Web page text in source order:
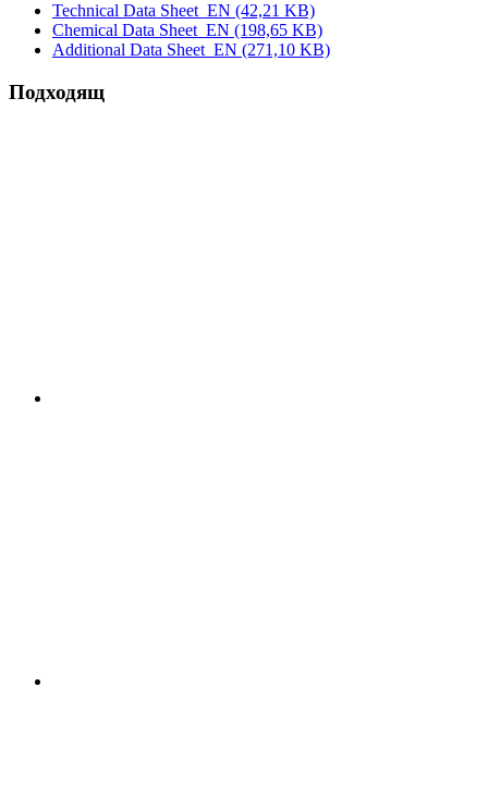
Technical Data Sheet_EN (42,21 KB)
Chemical Data Sheet_EN (198,65 KB)
Additional Data Sheet_EN (271,10 KB)
Подходящ